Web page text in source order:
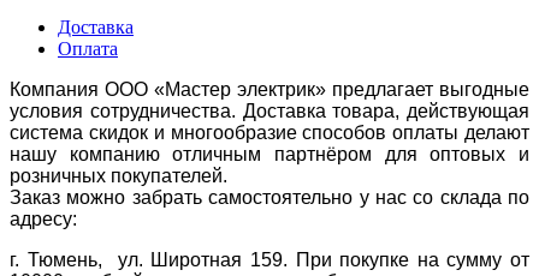
Доставка
Оплата
Компания ООО «Мастер электрик» предлагает выгодные
условия сотрудничества. Доставка товара, действующая
система скидок и многообразие способов оплаты делают
нашу компанию отличным партнёром для оптовых и
розничных покупателей.
Заказ можно забрать самостоятельно у нас со склада по
адресу:
г. Тюмень, ул. Широтная 159. При покупке на сумму от